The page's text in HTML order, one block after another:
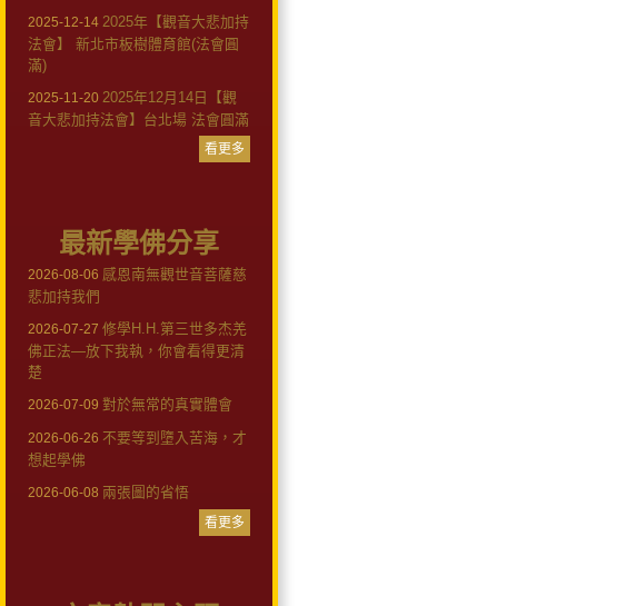
2025-12-14 2025年【觀音大悲加持
法會】 新北市板樹體育館(法會圓
滿)
2025-11-20 2025年12月14日【觀
音大悲加持法會】台北場 法會圓滿
看更多
最新學佛分享
2026-08-06 感恩南無觀世音菩薩慈
悲加持我們
2026-07-27 修學H.H.第三世多杰羌
佛正法—放下我執，你會看得更清
楚
2026-07-09 對於無常的真實體會
2026-06-26 不要等到墮入苦海，才
想起學佛
2026-06-08 兩張圖的省悟
看更多